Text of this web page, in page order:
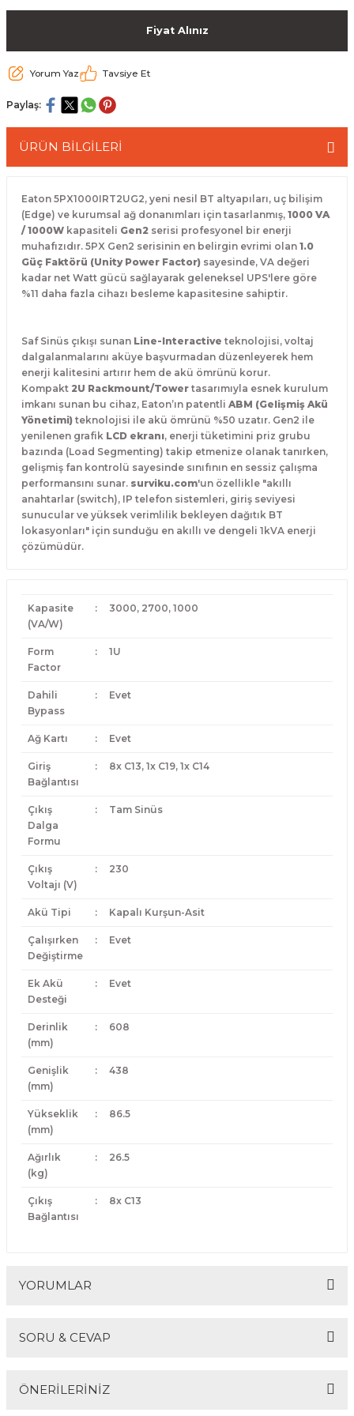
Fiyat Alınız
Yorum Yaz Tavsiye Et
Paylaş:
ÜRÜN BİLGİLERİ
Eaton 5PX1000IRT2UG2, yeni nesil BT altyapıları, uç bilişim
(Edge) ve kurumsal ağ donanımları için tasarlanmış, 1000 VA
/ 1000W kapasiteli Gen2 serisi profesyonel bir enerji
muhafızıdır. 5PX Gen2 serisinin en belirgin evrimi olan 1.0
Güç Faktörü (Unity Power Factor) sayesinde, VA değeri
kadar net Watt gücü sağlayarak geleneksel UPS'lere göre
%11 daha fazla cihazı besleme kapasitesine sahiptir.
Saf Sinüs çıkışı sunan Line-Interactive teknolojisi, voltaj
dalgalanmalarını aküye başvurmadan düzenleyerek hem
enerji kalitesini artırır hem de akü ömrünü korur.
Kompakt 2U Rackmount/Tower tasarımıyla esnek kurulum
imkanı sunan bu cihaz, Eaton’ın patentli ABM (Gelişmiş Akü
Yönetimi) teknolojisi ile akü ömrünü %50 uzatır. Gen2 ile
yenilenen grafik LCD ekranı, enerji tüketimini priz grubu
bazında (Load Segmenting) takip etmenize olanak tanırken,
gelişmiş fan kontrolü sayesinde sınıfının en sessiz çalışma
performansını sunar. surviku.com'un özellikle "akıllı
anahtarlar (switch), IP telefon sistemleri, giriş seviyesi
sunucular ve yüksek verimlilik bekleyen dağıtık BT
lokasyonları" için sunduğu en akıllı ve dengeli 1kVA enerji
çözümüdür.
Kapasite
(VA/W)
: 3000, 2700, 1000
Form
Factor
: 1U
Dahili
Bypass
: Evet
Ağ Kartı : Evet
Giriş
Bağlantısı
: 8x C13, 1x C19, 1x C14
Çıkış
Dalga
Formu
: Tam Sinüs
Çıkış
Voltajı (V)
: 230
Akü Tipi : Kapalı Kurşun-Asit
Çalışırken
Değiştirme
: Evet
Ek Akü
Desteği
: Evet
Derinlik
(mm)
: 608
Genişlik
(mm)
: 438
Yükseklik
(mm)
: 86.5
Ağırlık
(kg)
: 26.5
Çıkış
Bağlantısı
: 8x C13
YORUMLAR
SORU & CEVAP
ÖNERİLERİNİZ